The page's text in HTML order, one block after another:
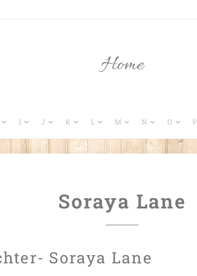
Home
I J K L M N O P
Soraya Lane
Soraya Lane